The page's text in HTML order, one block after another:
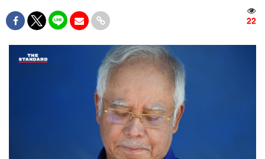
22